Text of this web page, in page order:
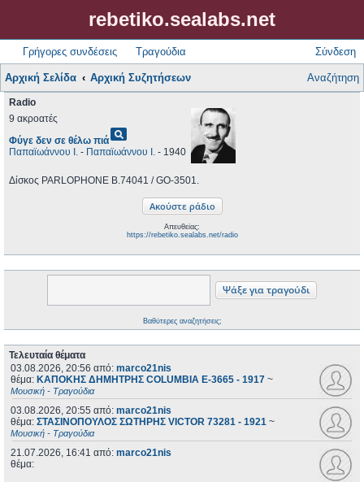
rebetiko.sealabs.net
Γρήγορες συνδέσεις Τραγούδια Σύνδεση
Αρχική Σελίδα Αρχική Συζητήσεων Αναζήτηση
Radio
9 ακροατές
Φύγε δεν σε θέλω πιάpageview
Παπαϊωάννου Ι. - Παπαϊωάννου Ι. - 1940
Δίσκος PARLOPHONE B.74041 / GO-3501.
Απευθείας:
https://rebetiko.sealabs.net/radio
Βαθύτερες αναζητήσεις;
Τελευταία θέματα
03.08.2026, 20:56 από: marco21nis
θέμα: ΚΑΠΟΚΗΣ ΔΗΜΗΤΡΗΣ COLUMBIA E-3665 - 1917 ~
Μουσική - Τραγούδια
03.08.2026, 20:55 από: marco21nis
θέμα: ΣΤΑΣΙΝΟΠΟΥΛΟΣ ΣΩΤΗΡΗΣ VICTOR 73281 - 1921 ~
Μουσική - Τραγούδια
21.07.2026, 16:41 από: marco21nis
θέμα: